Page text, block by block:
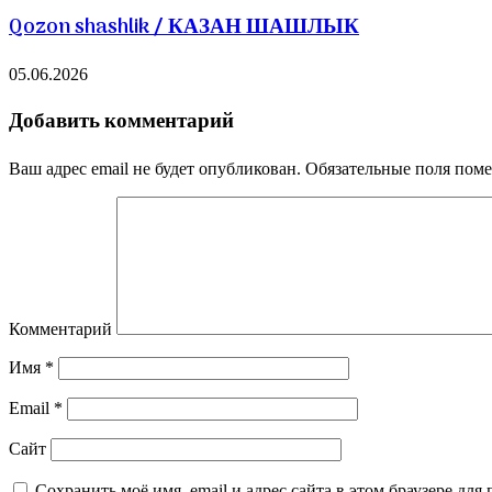
Qozon shashlik / КАЗАН ШАШЛЫК
05.06.2026
Добавить комментарий
Ваш адрес email не будет опубликован. Обязательные поля
Комментарий
Имя *
Email *
Сайт